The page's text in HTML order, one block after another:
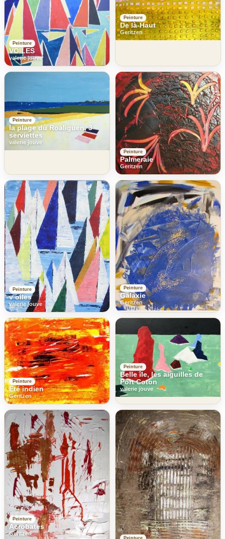
Peinture
VOILES
valerie jouve
Peinture
De là-Haut
Geritzen
Peinture
la plage du Roaliguen, 3
serviettes
valerie jouve
Peinture
Palmeraie
Geritzen
Peinture
v oiles
valerie jouve
Peinture
Galaxie
Geritzen
Peinture
Été indien
Geritzen
Peinture
Belle île, les aiguilles de
Port Coton
valerie jouve
Peinture
Acrobates
Geritzen
Peinture